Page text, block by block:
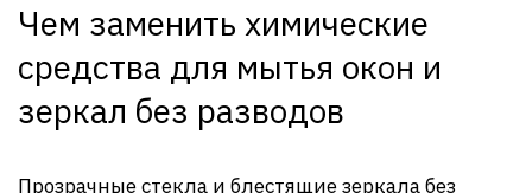
Чем заменить химические
средства для мытья окон и
зеркал без разводов
Прозрачные стекла и блестящие зеркала без